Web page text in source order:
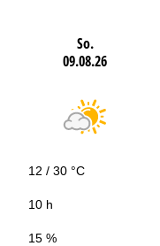
So.
09.08.26
12 / 30 °C
10 h
15 %